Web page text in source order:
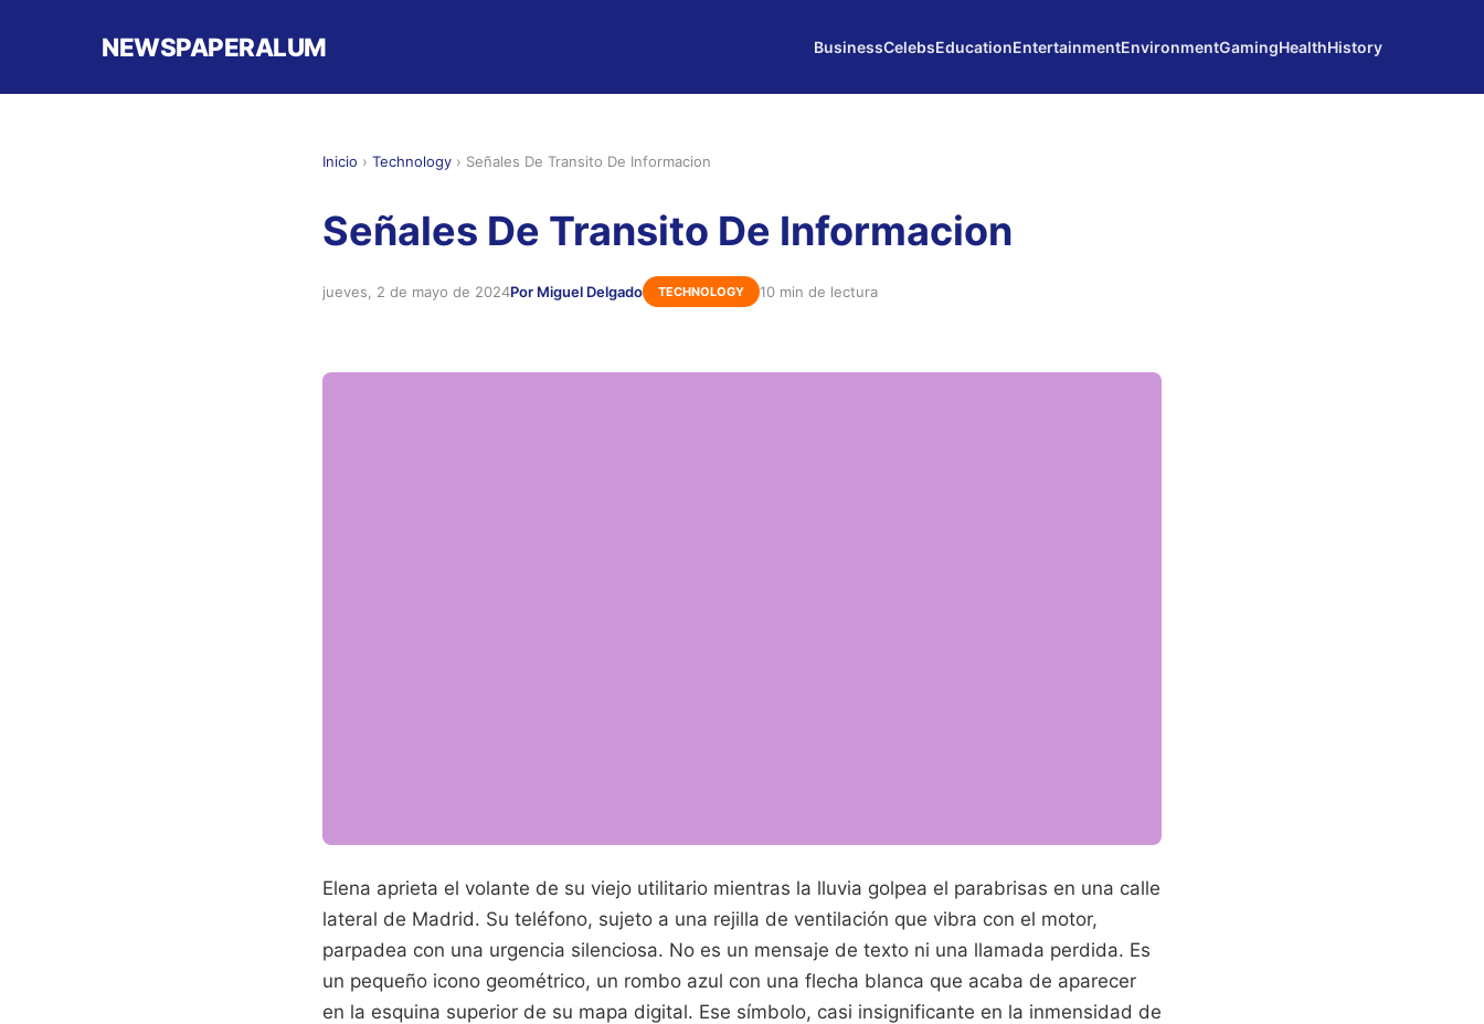
NEWSPAPERALUM BusinessCelebsEducationEntertainmentEnvironmentGamingHealthHistory
Inicio › Technology › Señales De Transito De Informacion
Señales De Transito De Informacion
jueves, 2 de mayo de 2024Por Miguel Delgado TECHNOLOGY 10 min de lectura
Elena aprieta el volante de su viejo utilitario mientras la lluvia golpea el parabrisas en una calle
lateral de Madrid. Su teléfono, sujeto a una rejilla de ventilación que vibra con el motor,
parpadea con una urgencia silenciosa. No es un mensaje de texto ni una llamada perdida. Es
un pequeño icono geométrico, un rombo azul con una flecha blanca que acaba de aparecer
en la esquina superior de su mapa digital. Ese símbolo, casi insignificante en la inmensidad de